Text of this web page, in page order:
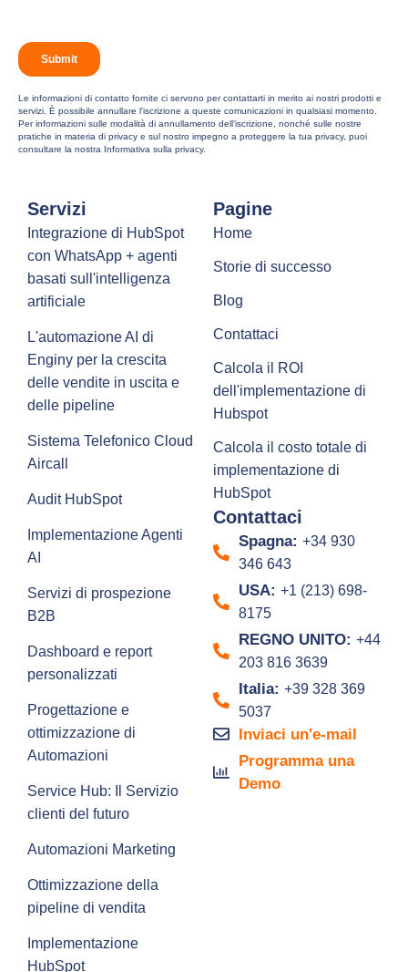
Le informazioni di contatto fornite ci servono per contattarti in merito ai nostri prodotti e
servizi. È possibile annullare l'iscrizione a queste comunicazioni in qualsiasi momento.
Per informazioni sulle modalità di annullamento dell'iscrizione, nonché sulle nostre
pratiche in materia di privacy e sul nostro impegno a proteggere la tua privacy, puoi
consultare la nostra Informativa sulla privacy.
Servizi
Integrazione di HubSpot
con WhatsApp + agenti
basati sull'intelligenza
artificiale
L'automazione AI di
Enginy per la crescita
delle vendite in uscita e
delle pipeline
Sistema Telefonico Cloud
Aircall
Audit HubSpot
Implementazione Agenti
AI
Servizi di prospezione
B2B
Dashboard e report
personalizzati
Progettazione e
ottimizzazione di
Automazioni
Service Hub: Il Servizio
clienti del futuro
Automazioni Marketing
Ottimizzazione della
pipeline di vendita
Implementazione
HubSpot
Pagine
Home
Storie di successo
Blog
Contattaci
Calcola il ROI
dell'implementazione di
Hubspot
Calcola il costo totale di
implementazione di
HubSpot
Contattaci
Spagna: +34 930
346 643
USA: +1 (213) 698-
8175
REGNO UNITO: +44
203 816 3639
Italia: +39 328 369
5037
Inviaci un'e-mail
Programma una
Demo